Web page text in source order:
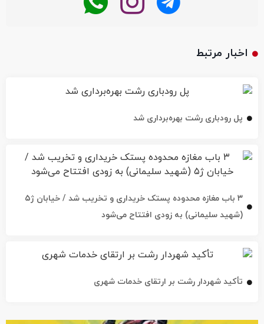
اخبار مرتبط
پل رودباری رشت بهره‌برداری شد
۳ باب مغازه محدوده پستک خریداری و تخریب شد / خیابان ژ۵
(شهید سلیمانی) به زودی افتتاح می‌شود
تأکید شهردار رشت بر ارتقای خدمات شهری